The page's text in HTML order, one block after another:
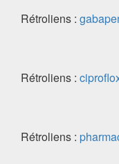
Rétroliens :
Rétroliens :
Rétroliens :